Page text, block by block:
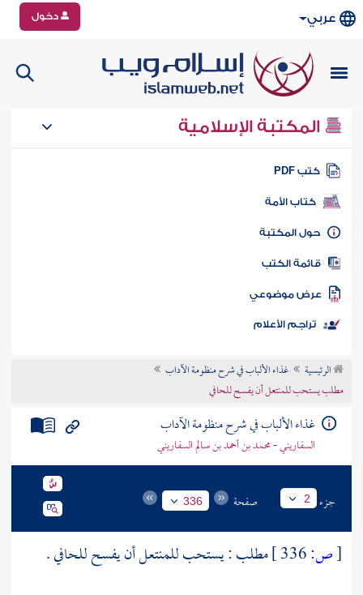
عربي دخول
المكتبة الإسلامية
كتب PDF
كتاب الأمة
المكتبة
الكتب
موضوعي
تراجم الأعلام
الرئيسية
غذاء الألباب في شرح منظومة الآداب
مطلب يستحب للمنتعل أن يفسح للحافي
غذاء الألباب في شرح منظومة الآداب
السفاريني - محمد بن أحمد بن سالم السفاريني
جزء 2 صفحة 336
[ص:
مطلب : يستحب للمنتعل أن يفسح للحافي .